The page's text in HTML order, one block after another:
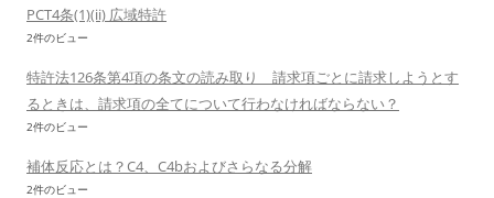
PCT4条(1)(ii) 広域特許
2件のビュー
特許法126条第4項の条文の読み取り 請求項ごとに請求しようとす
るときは、請求項の全てについて行わなければならない？
2件のビュー
補体反応とは？C4、C4bおよびさらなる分解
2件のビュー